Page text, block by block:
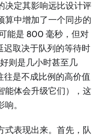
决定其影响远比设计评
算中增加了一个同步的
能是 800 毫秒，但对
迟取决于队列的等待时
则是几小时甚至几
往是不成比例的高价值
能体会升级它们），这
。
式表现出来。首先，队